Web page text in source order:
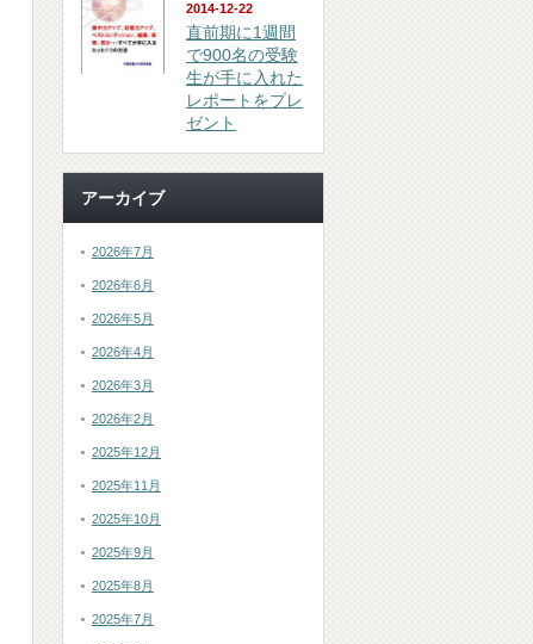
2014-12-22
直前期に1週間
で900名の受験
生が手に入れた
レポートをプレ
ゼント
アーカイブ
2026年7月
2026年6月
2026年5月
2026年4月
2026年3月
2026年2月
2025年12月
2025年11月
2025年10月
2025年9月
2025年8月
2025年7月